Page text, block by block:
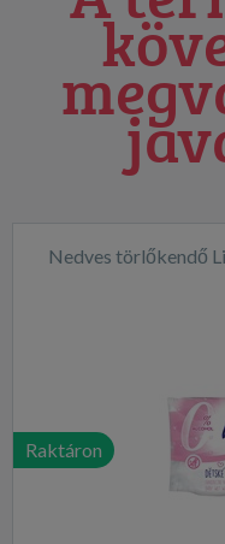
Nedves törlőkendő
Raktáron